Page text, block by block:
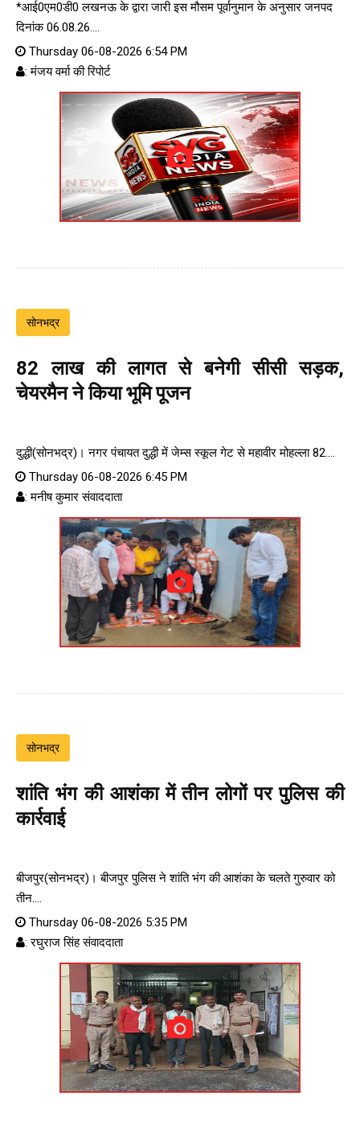
*आई0एम0डी0 लखनऊ के द्वारा जारी इस मौसम पूर्वानुमान के अनुसार जनपद
दिनांक 06.08.26....
Thursday 06-08-2026 6:54 PM
: मंजय वर्मा की रिपोर्ट
सोनभद्र
82 लाख की लागत से बनेगी सीसी सड़क,
चेयरमैन ने किया भूमि पूजन
दुद्धी(सोनभद्र)। नगर पंचायत दुद्धी में जेम्स स्कूल गेट से महावीर मोहल्ला 82....
Thursday 06-08-2026 6:45 PM
: मनीष कुमार संवाददाता
सोनभद्र
शांति भंग की आशंका में तीन लोगों पर पुलिस की
कार्रवाई
बीजपुर(सोनभद्र)। बीजपुर पुलिस ने शांति भंग की आशंका के चलते गुरुवार को
तीन....
Thursday 06-08-2026 5:35 PM
: रघुराज सिंह संवाददाता